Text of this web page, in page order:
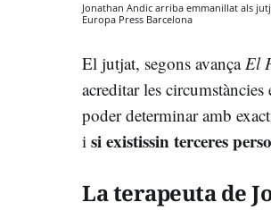
Jonathan Andic arriba emmanillat als
Europa Press Barcelona
El jutjat, segons avançaEl
acreditar les
poder determinar amb
i si existissin terceres
La terapeuta de